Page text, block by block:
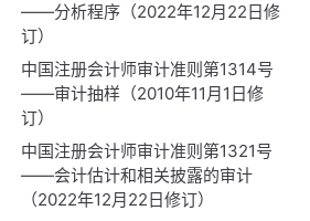
——分析程序（2022年12月22日修
订）
中国注册会计师审计准则第1314号
——审计抽样（2010年11月1日修
订）
中国注册会计师审计准则第1321号
——会计估计和相关披露的审计
（2022年12月22日修订）